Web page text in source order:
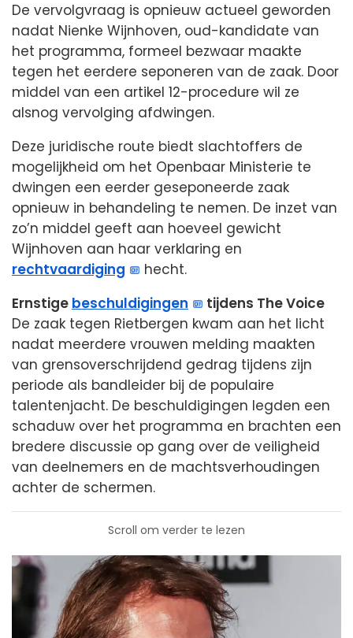
De vervolgvraag is opnieuw actueel geworden
nadat Nienke Wijnhoven, oud-kandidate van
het programma, formeel bezwaar maakte
tegen het eerdere seponeren van de zaak. Door
middel van een artikel 12-procedure wil ze
alsnog vervolging afdwingen.
Deze juridische route biedt slachtoffers de
mogelijkheid om het Openbaar Ministerie te
dwingen een eerder geseponeerde zaak
opnieuw in behandeling te nemen. De inzet van
zo’n middel geeft aan hoeveel gewicht
Wijnhoven aan haar verklaring en
rechtvaardiging
hecht.
Ernstige beschuldigingen
tijdens The Voice
De zaak tegen Rietbergen kwam aan het licht
nadat meerdere vrouwen melding maakten
van grensoverschrijdend gedrag tijdens zijn
periode als bandleider bij de populaire
talentenjacht. De beschuldigingen legden een
schaduw over het programma en brachten een
bredere discussie op gang over de veiligheid
van deelnemers en de machtsverhoudingen
achter de schermen.
Scroll om verder te lezen